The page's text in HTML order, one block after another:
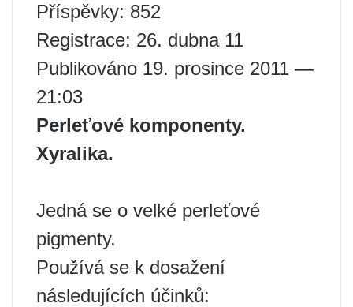
Příspěvky: 852
Registrace: 26. dubna 11
Publikováno 19. prosince 2011 —
21:03
Perleťové komponenty.
Xyralika.
Jedná se o velké perleťové
pigmenty.
Používá se k dosažení
následujících účinků: